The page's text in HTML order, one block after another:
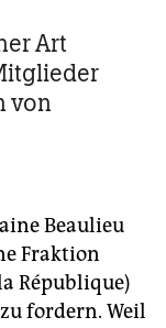
Art
von
Beaulieu
Fraktion
République)
fordern. Weil